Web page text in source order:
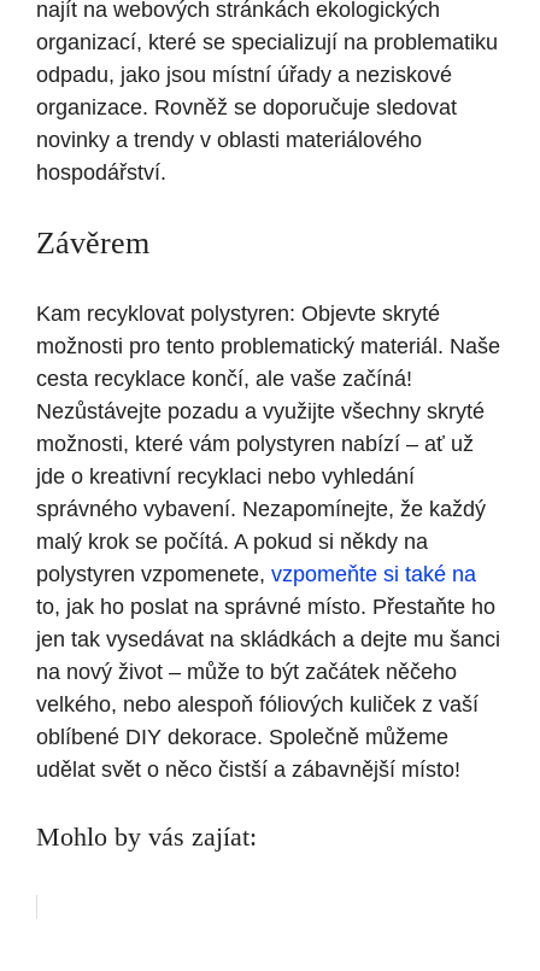
najít na webových stránkách ekologických
organizací, které se specializují na problematiku
odpadu, jako jsou místní úřady a neziskové
organizace. Rovněž se doporučuje sledovat
novinky a trendy v oblasti materiálového
hospodářství.
Závěrem
Kam recyklovat polystyren: Objevte skryté
možnosti pro tento problematický materiál. Naše
cesta recyklace končí, ale vaše začíná!
Nezůstávejte pozadu a využijte všechny skryté
možnosti, které vám polystyren nabízí – ať už
jde o kreativní recyklaci nebo vyhledání
správného vybavení. Nezapomínejte, že každý
malý krok se počítá. A pokud si někdy na
polystyren vzpomenete, vzpomeňte si také na
to, jak ho poslat na správné místo. Přestaňte ho
jen tak vysedávat na skládkách a dejte mu šanci
na nový život – může to být začátek něčeho
velkého, nebo alespoň fóliových kuliček z vaší
oblíbené DIY dekorace. Společně můžeme
udělat svět o něco čistší a zábavnější místo!
Mohlo by vás zajíat: